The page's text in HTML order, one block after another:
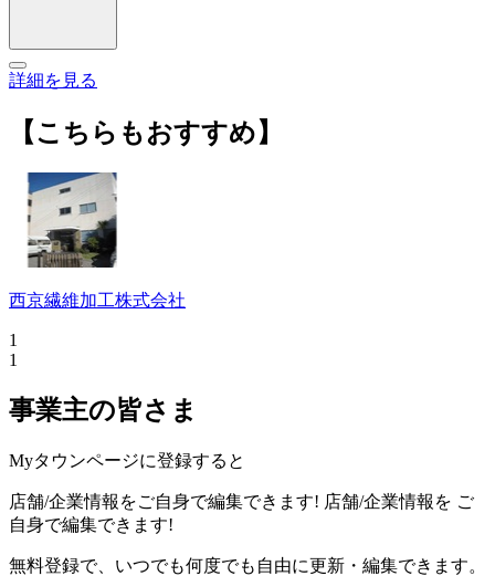
詳細を見る
【こちらもおすすめ】
西京繊維加工株式会社
1
1
事業主の皆さま
Myタウンページに登録すると
店舗/企業情報をご自身で編集できます! 店舗/企業情報を ご
自身で編集できます!
無料登録で、いつでも何度でも自由に更新・編集できます。